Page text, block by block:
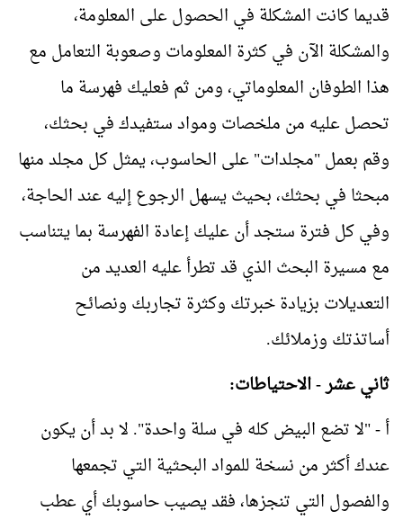
قديما كانت المشكلة في الحصول على المعلومة،
والمشكلة الآن في كثرة المعلومات وصعوبة التعامل مع
هذا الطوفان المعلوماتي، ومن ثم فعليك فهرسة ما
تحصل عليه من ملخصات ومواد ستفيدك في بحثك،
وقم بعمل "مجلدات" على الحاسوب، يمثل كل مجلد منها
مبحثا في بحثك، بحيث يسهل الرجوع إليه عند الحاجة،
وفي كل فترة ستجد أن عليك إعادة الفهرسة بما يتناسب
مع مسيرة البحث الذي قد تطرأ عليه العديد من
التعديلات بزيادة خبرتك وكثرة تجاربك ونصائح
أساتذتك وزملائك.
ثاني عشر - الاحتياطات:
أ - "لا تضع البيض كله في سلة واحدة". لا بد أن يكون
عندك أكثر من نسخة للمواد البحثية التي تجمعها
والفصول التي تنجزها، فقد يصيب حاسوبك أي عطب